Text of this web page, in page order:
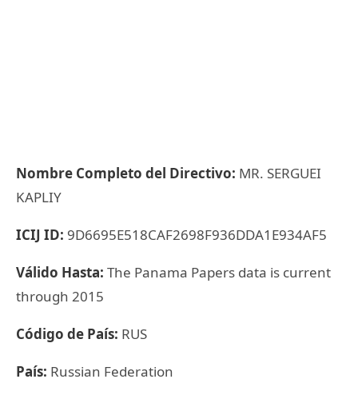
Nombre Completo del Directivo: MR. SERGUEI
KAPLIY
ICIJ ID: 9D6695E518CAF2698F936DDA1E934AF5
Válido Hasta: The Panama Papers data is current
through 2015
Código de País: RUS
País: Russian Federation